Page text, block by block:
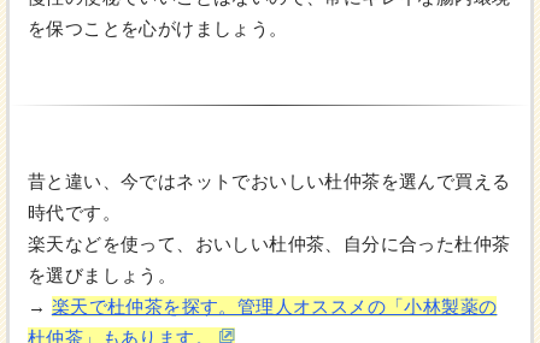
を保つことを心がけましょう。
昔と違い、今ではネットでおいしい杜仲茶を選んで買える
時代です。
楽天などを使って、おいしい杜仲茶、自分に合った杜仲茶
を選びましょう。
→ 楽天で杜仲茶を探す。管理人オススメの「小林製薬の
杜仲茶」もあります。